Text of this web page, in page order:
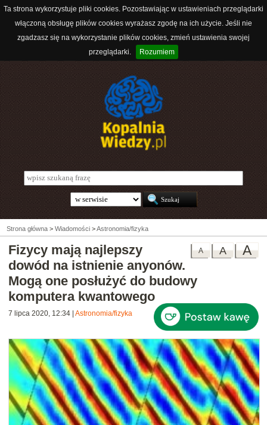
Ta strona wykorzystuje pliki cookies. Pozostawiając w ustawieniach przeglądarki
włączoną obsługę plików cookies wyrażasz zgodę na ich użycie. Jeśli nie
zgadzasz się na wykorzystanie plików cookies, zmień ustawienia swojej
przeglądarki.
Rozumiem
Strona główna > Wiadomości >Astronomia/fizyka
A
A
A
Fizycy mają najlepszy
dowód na istnienie anyonów.
Mogą one posłużyć do budowy
komputera kwantowego
7 lipca 2020, 12:34 Astronomia/fizyka